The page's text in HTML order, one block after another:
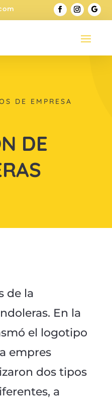
DE EMPRESA
DE
de la
En la
el logotipo
empres
dos tipos
a